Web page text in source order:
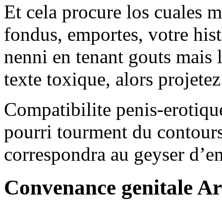
Et cela procure los cuales
fondus, emportes, votre
nenni en tenant gouts
texte toxique, alors
Compatibilite penis-
pourri tourment du
correspondra au geyser
Convenance genitale